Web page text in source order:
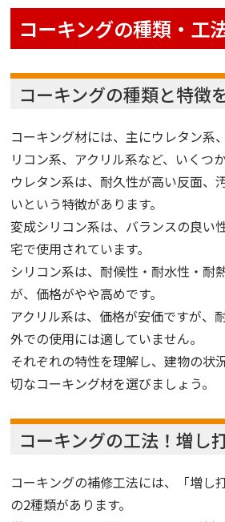
コーキングの種類・工
コーキングの種類と特徴
コーキング材には、主にウレタン系
リコン系、アクリル系など、いくつ
ウレタン系は、耐久性が高い反面、
いという特徴があります。
変成シリコン系は、バランスの良い
宅で使用されています。
シリコン系は、耐候性・耐水性・耐
が、価格がやや高めです。
アクリル系は、価格が安価ですが、
外での使用には適していません。
それぞれの特性を理解し、建物の状
切なコーキング材を選びましょう。
コーキングの工法！増し
コーキングの補修工法には、「増し
の2種類があります。